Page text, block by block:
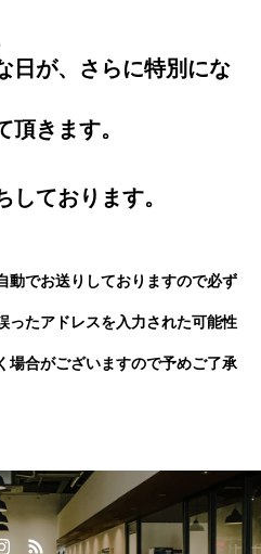
日が、さらに特別にな
きます。
しております。
でお送りしておりますので必ず
ったアドレスを入力された可能性
場合がございますので予めご了承